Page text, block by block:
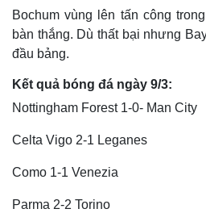
Bochum vùng lên tấn công
bàn thắng. Dù thất bại nhưng
đầu bảng.
Kết quả bóng đá ngày 9/3:
Nottingham Forest 1-0- Man City
Celta Vigo 2-1 Leganes
Como 1-1 Venezia
Parma 2-2 Torino